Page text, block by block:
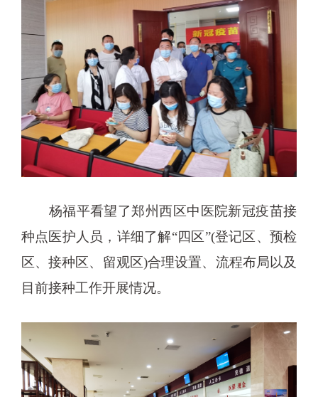
杨福平看望了郑州西区中医院新冠疫苗接
种点医护人员，详细了解“四区”(登记区、预检
区、接种区、留观区)合理设置、流程布局以及
目前接种工作开展情况。